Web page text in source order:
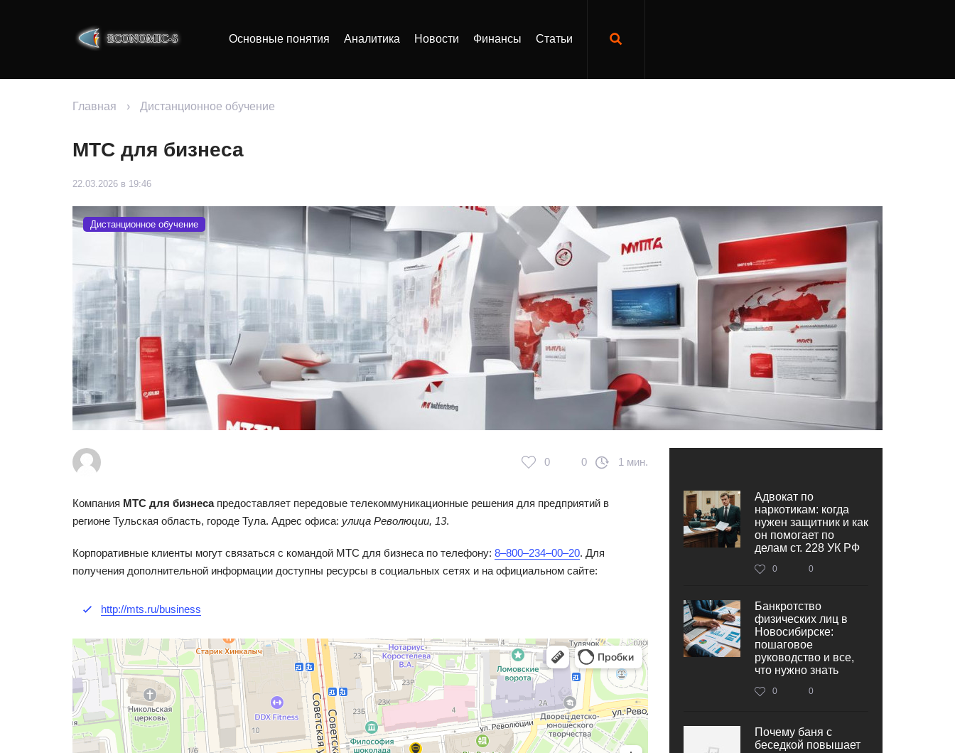
Основные понятия Аналитика Новости Финансы Статьи
Главная › Дистанционное обучение
МТС для бизнеса
22.03.2026 в 19:46
Дистанционное обучение
0 0 1 мин.
Компания МТС для бизнесапредоставляет передовые телекоммуникационные решения для предприятий в
регионе Тульская область, городе Тула. Адрес офиса: улица Революции, 13.
Корпоративные клиенты могут связаться с командой МТС для бизнеса по телефону: 8‒800‒234‒00‒20. Для
получения дополнительной информации доступны ресурсы в социальных сетях и на официальном сайте:
http://mts.ru/business
Адвокат по
наркотикам: когда
нужен защитник и как
он помогает по
делам ст. 228 УК РФ
0 0
Банкротство
физических лиц в
Новосибирске:
пошаговое
руководство и все,
что нужно знать
0 0
Почему баня с
беседкой повышает